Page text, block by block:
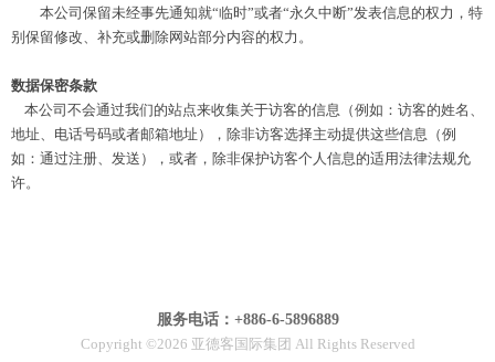
本公司保留未经事先通知就“临时”或者“永久中断”发表信息的权力，特
别保留修改、补充或删除网站部分内容的权力。
数据保密条款
本公司不会通过我们的站点来收集关于访客的信息（例如：访客的姓名、
地址、电话号码或者邮箱地址），除非访客选择主动提供这些信息（例
如：通过注册、发送），或者，除非保护访客个人信息的适用法律法规允
许。
服务电话：+886-6-5896889
Copyright ©2026 亚德客国际集团 All Rights Reserved